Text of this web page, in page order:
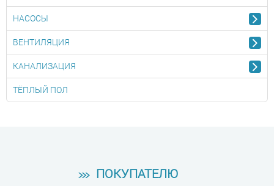
НАСОСЫ
ВЕНТИЛЯЦИЯ
КАНАЛИЗАЦИЯ
ТЁПЛЫЙ ПОЛ
ПОКУПАТЕЛЮ